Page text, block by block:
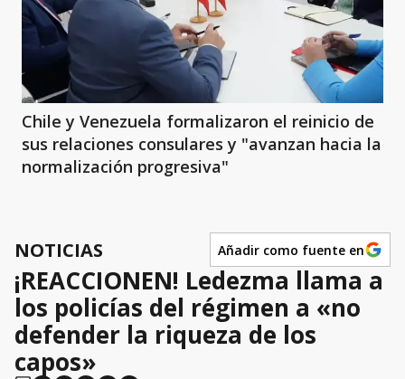
Chile y Venezuela formalizaron el reinicio de
sus relaciones consulares y "avanzan hacia la
normalización progresiva"
NOTICIAS Añadir como fuente en
¡REACCIONEN! Ledezma llama a
los policías del régimen a «no
defender la riqueza de los
capos»